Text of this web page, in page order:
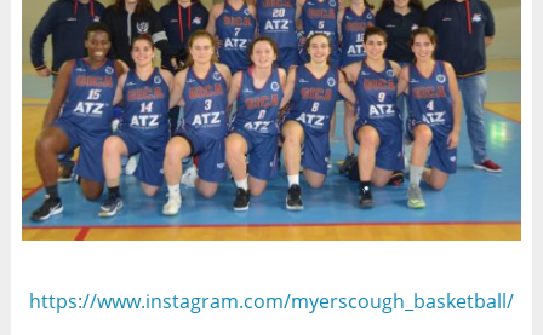
https://www.instagram.com/myerscough_basketball/